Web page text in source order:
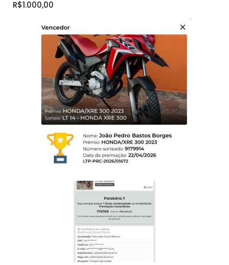
R$1.000,00